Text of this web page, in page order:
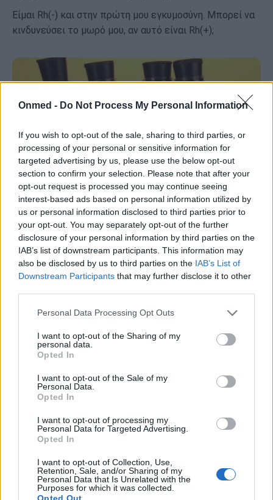
Onmed - Do Not Process My Personal Information
If you wish to opt-out of the sale, sharing to third parties, or
processing of your personal or sensitive information for
targeted advertising by us, please use the below opt-out
section to confirm your selection. Please note that after your
opt-out request is processed you may continue seeing
interest-based ads based on personal information utilized by
us or personal information disclosed to third parties prior to
your opt-out. You may separately opt-out of the further
disclosure of your personal information by third parties on the
IAB’s list of downstream participants. This information may
also be disclosed by us to third parties on the IAB’s List of
Downstream Participants that may further disclose it to other
Personal Data Processing Opt Outs
I want to opt-out of the Sharing of my
personal data.
Opted In
I want to opt-out of the Sale of my
Personal Data.
Opted In
I want to opt-out of processing my
Personal Data for Targeted Advertising.
Opted In
I want to opt-out of Collection, Use,
Retention, Sale, and/or Sharing of my
Personal Data that Is Unrelated with the
Purposes for which it was collected.
Opted Out
Είμαι Rh(-) και στην πρώτη μου εγκυμοσύνη. Μπορεί να
κινδυνεύσει το μωρό μου, αν αυτό είναι Rh(+);
Τι δείχνει η ομάδα αίματος για την υγεία
σας
Η ομάδα αίματος είναι η ταξινόμηση του αίματος με
βάση την παρουσία ή απουσία κληρονομούμενων
Εγγραφή στο Newsletter
Σημαντικά νέα για την υγεία στο mail σας καθημερινά